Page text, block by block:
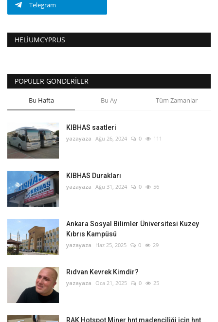
Telegram
HELIUMCYPRUS
POPÜLER GÖNDERILER
Bu Hafta Bu Ay Tüm Zamanlar
KIBHAS saatleri
yazayaza Ağu 26, 2024 0 111
KIBHAS Durakları
yazayaza Ağu 31, 2024 0 56
Ankara Sosyal Bilimler Üniversitesi Kuzey
Kıbrıs Kampüsü
yazayaza Haz 25, 2025 0 29
Rıdvan Kevrek Kimdir?
yazayaza Oca 21, 2025 0 25
RAK Hotspot Miner hnt madenciliği için hnt